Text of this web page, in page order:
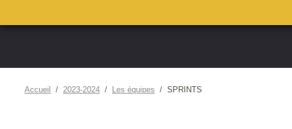
Accueil 2023-2024 Les équipes SPRINTS